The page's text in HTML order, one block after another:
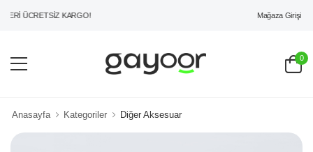
ÜCRETSİZ KARGO! Mağaza Girişi
0
Anasayfa Kategoriler Diğer Aksesuar